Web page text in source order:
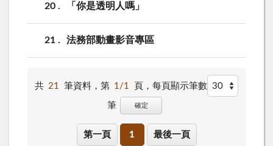
20 「你是透明人嗎」
21 法務部動畫影音專區
共 21 筆資料，第 1/1 頁， 每頁顯示筆數
筆 確定
第一頁 1 最後一頁